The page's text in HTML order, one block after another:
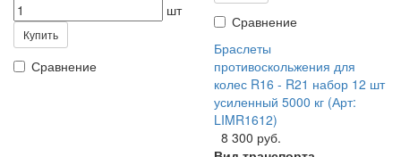
шт
Купить
Сравнение
Сравнение
Браслеты
противоскольжения для
колес R16 - R21 набор 12 шт
усиленный 5000 кг (Арт:
LIMR1612)
8 300 руб.